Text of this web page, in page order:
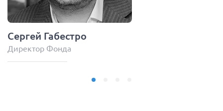
Сергей Габестро
Директор Фонда